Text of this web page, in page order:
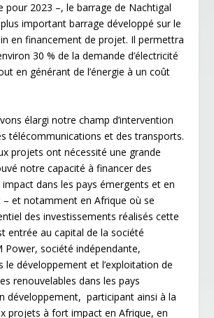
pour 2023 –, le barrage de Nachtigal
important barrage développé sur le
en financement de projet. Il permettra
30 % de la demande d’électricité
en générant de l’énergie à un coût
élargi notre champ d’intervention
télécommunications et des transports.
projets ont nécessité une grande
notre capacité à financer des
dans les pays émergents et en
– et notamment en Afrique où se
des investissements réalisés cette
entrée au capital de la société
Power, société indépendante,
le développement et l’exploitation de
renouvelables dans les pays
développement, participant ainsi à la
projets à fort impact en Afrique, en